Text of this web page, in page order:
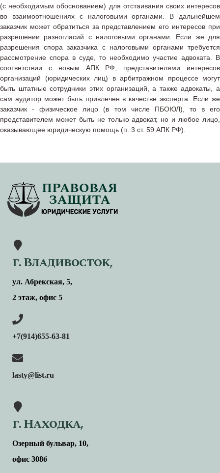
(с необходимым обоснованием) для отстаивания своих интересов
во взаимоотношениях с налоговыми органами. В дальнейшем
заказчик может обратиться за представлением его интересов при
разрешении разногласий с налоговыми органами. Если же для
разрешения спора заказчика с налоговыми органами требуется
рассмотрение спора в суде, то необходимо участие адвоката. В
соответствии с новым АПК РФ, представителями интересов
организаций (юридических лиц) в арбитражном процессе могут
быть штатные сотрудники этих организаций, а также адвокаты, а
сам аудитор может быть привлечен в качестве эксперта. Если же
заказчик - физическое лицо (в том числе ПБОЮЛ), то в его
представителем может быть не только адвокат, но и любое лицо,
оказывающее юридическую помощь (п. 3 ст. 59 АПК РФ).
г. Владивосток,
ул. Абрекская, 5,
2 этаж, офис 5
+7(914)655-63-81
lasty@list.ru
г. Находка,
Озерный бульвар, 10,
офис 308б